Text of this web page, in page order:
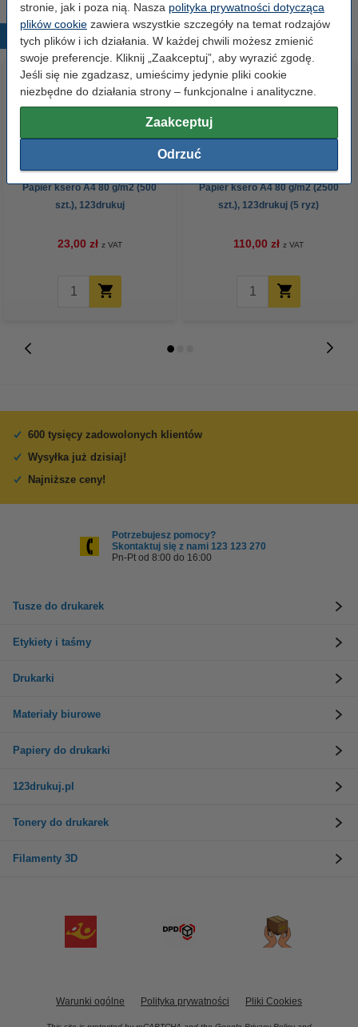
stronie, jak i poza nią. Nasza polityka prywatności dotycząca
plików cookie zawiera wszystkie szczegóły na temat rodzajów
tych plików i ich działania. W każdej chwili możesz zmienić
swoje preferencje. Kliknij „Zaakceptuj”, aby wyrazić zgodę.
Jeśli się nie zgadzasz, umieścimy jedynie pliki cookie
niezbędne do działania strony – funkcjonalne i analityczne.
Zaakceptuj
Odrzuć
Popularne produkty
Papier ksero A4 80 g/m2 (500
szt.), 123drukuj
23,00 zł z VAT
Papier ksero A4 80 g/m2 (2500
szt.), 123drukuj (5 ryz)
110,00 zł z VAT
600 tysięcy zadowolonych klientów
Wysyłka już dzisiaj!
Najniższe ceny!
Potrzebujesz pomocy?
Skontaktuj się z nami 123 123 270
Pn-Pt od 8:00 do 16:00
Tusze do drukarek
Etykiety i taśmy
Drukarki
Materiały biurowe
Papiery do drukarki
123drukuj.pl
Tonery do drukarek
Filamenty 3D
Warunki ogólne Polityka prywatności Pliki Cookies